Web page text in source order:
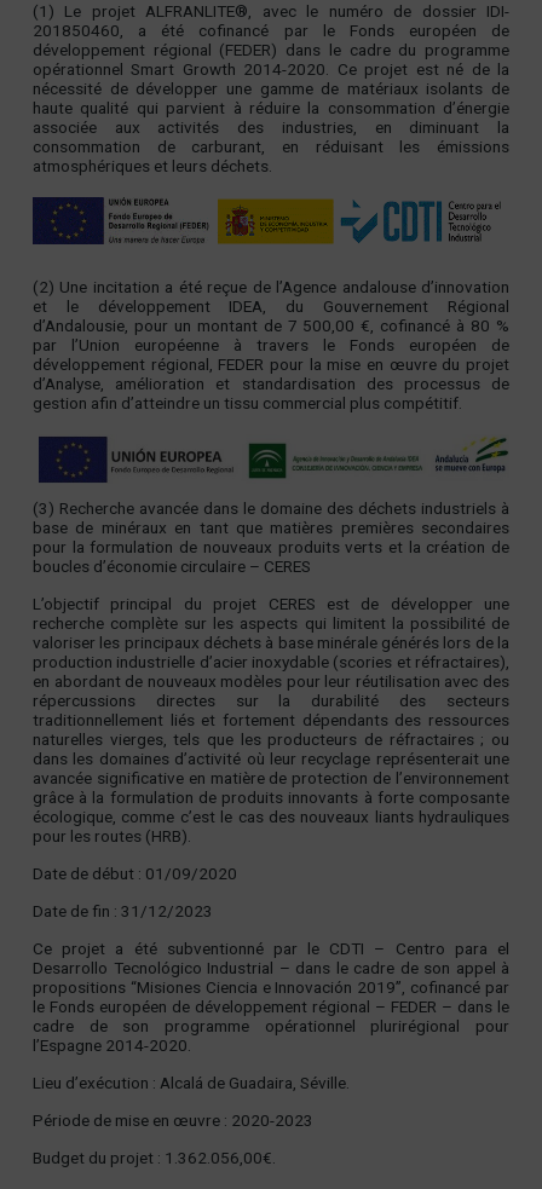
(1) Le projet ALFRANLITE®, avec le numéro de dossier IDI-
201850460, a été cofinancé par le Fonds européen de
développement régional (FEDER) dans le cadre du programme
opérationnel Smart Growth 2014-2020. Ce projet est né de la
nécessité de développer une gamme de matériaux isolants de
haute qualité qui parvient à réduire la consommation d’énergie
associée aux activités des industries, en diminuant la
consommation de carburant, en réduisant les émissions
atmosphériques et leurs déchets.
(2) Une incitation a été reçue de l’Agence andalouse d’innovation
et le développement IDEA, du Gouvernement Régional
d’Andalousie, pour un montant de 7 500,00 €, cofinancé à 80 %
par l’Union européenne à travers le Fonds européen de
développement régional, FEDER pour la mise en œuvre du projet
d’Analyse, amélioration et standardisation des processus de
gestion afin d’atteindre un tissu commercial plus compétitif.
(3) Recherche avancée dans le domaine des déchets industriels à
base de minéraux en tant que matières premières secondaires
pour la formulation de nouveaux produits verts et la création de
boucles d’économie circulaire – CERES
L’objectif principal du projet CERES est de développer une
recherche complète sur les aspects qui limitent la possibilité de
valoriser les principaux déchets à base minérale générés lors de la
production industrielle d’acier inoxydable (scories et réfractaires),
en abordant de nouveaux modèles pour leur réutilisation avec des
répercussions directes sur la durabilité des secteurs
traditionnellement liés et fortement dépendants des ressources
naturelles vierges, tels que les producteurs de réfractaires ; ou
dans les domaines d’activité où leur recyclage représenterait une
avancée significative en matière de protection de l’environnement
grâce à la formulation de produits innovants à forte composante
écologique, comme c’est le cas des nouveaux liants hydrauliques
pour les routes (HRB).
Date de début : 01/09/2020
Date de fin : 31/12/2023
Ce projet a été subventionné par le CDTI – Centro para el
Desarrollo Tecnológico Industrial – dans le cadre de son appel à
propositions “Misiones Ciencia e Innovación 2019”, cofinancé par
le Fonds européen de développement régional – FEDER – dans le
cadre de son programme opérationnel plurirégional pour
l’Espagne 2014-2020.
Lieu d’exécution : Alcalá de Guadaira, Séville.
Période de mise en œuvre : 2020-2023
Budget du projet : 1.362.056,00€.